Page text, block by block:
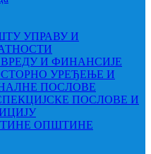
УПРАВУ И
И ФИНАНСИЈЕ
УРЕЂЕЊЕ И
ПОСЛОВЕ
ПОСЛОВЕ И
ОПШТИНЕ